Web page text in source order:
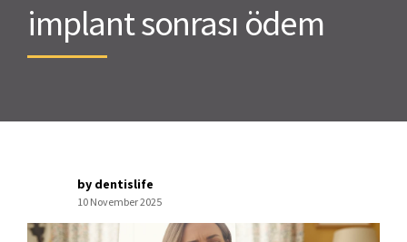
implant sonrası ödem
by dentislife
10 November 2025